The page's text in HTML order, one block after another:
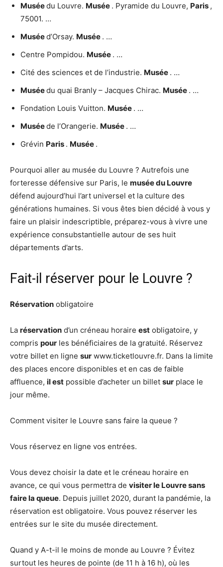
Muséedu Louvre. Musée . Pyramide du Louvre, Paris ,
75001. …
Muséed’Orsay. Musée . …
Centre Pompidou. Musée . …
Cité des sciences et de l’industrie. Musée . …
Muséedu quai Branly – Jacques Chirac. Musée . …
Fondation Louis Vuitton. Musée . …
Muséede l’Orangerie. Musée . …
Grévin Paris . Musée .
Pourquoi aller au musée du Louvre ? Autrefois une
forteresse défensive sur Paris, le musée du Louvre
défend aujourd’hui l’art universel et la culture des
générations humaines. Si vous êtes bien décidé à vous y
faire un plaisir indescriptible, préparez-vous à vivre une
expérience consubstantielle autour de ses huit
départements d’arts.
Fait-il réserver pour le Louvre ?
Réservation obligatoire
La réservation d’un créneau horaire est obligatoire, y
compris pour les bénéficiaires de la gratuité. Réservez
votre billet en ligne sur www.ticketlouvre.fr. Dans la limite
des places encore disponibles et en cas de faible
affluence, il est possible d’acheter un billet sur place le
jour même.
Comment visiter le Louvre sans faire la queue ?
Vous réservez en ligne vos entrées.
Vous devez choisir la date et le créneau horaire en
avance, ce qui vous permettra de visiter le Louvre sans
faire la queue. Depuis juillet 2020, durant la pandémie, la
réservation est obligatoire. Vous pouvez réserver les
entrées sur le site du musée directement.
Quand y A-t-il le moins de monde au Louvre ? Évitez
surtout les heures de pointe (de 11 h à 16 h), où les